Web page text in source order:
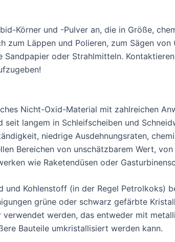
Körner und -Pulver an, die in Größe,
zum Läppen und Polieren, zum Sägen
oder Strahlmitteln.
Nicht-Oxid-Material mit zahlreichen
langem in Schleifscheiben und
niedrige Ausdehnungsraten,
Bereichen von unschätzbarem Wert,
wie Raketendüsen oder
Kohlenstoff (in der Regel Petrolkoks)
grüne oder schwarz gefärbte
verwendet werden, das entweder mit
Bauteile umkristallisiert werden kann.